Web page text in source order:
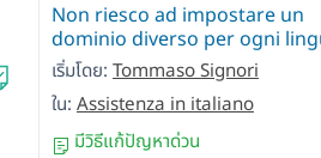
Non riesco ad impostare un
dominio diverso per ogni
เริ่มโดย: Tommaso Signori
ใน: Assistenza in italiano
มีวิธีแก้ปัญหาด่วน